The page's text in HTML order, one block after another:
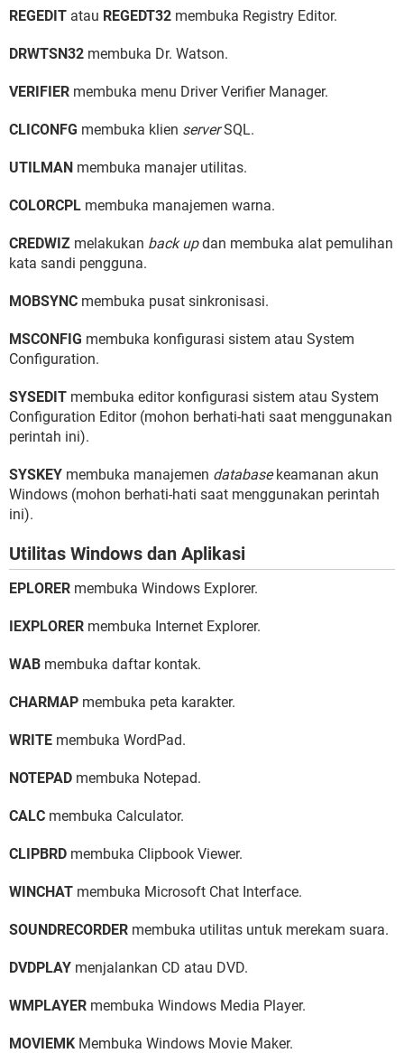
REGEDIT atau REGEDT32 membuka Registry Editor.
DRWTSN32 membuka Dr. Watson.
VERIFIER membuka menu Driver Verifier Manager.
CLICONFG membuka klien serverSQL.
UTILMAN membuka manajer utilitas.
COLORCPL membuka manajemen warna.
CREDWIZ melakukan back updan membuka alat pemulihan
kata sandi pengguna.
MOBSYNC membuka pusat sinkronisasi.
MSCONFIG membuka konfigurasi sistem atau System
Configuration.
SYSEDIT membuka editor konfigurasi sistem atau System
Configuration Editor (mohon berhati-hati saat menggunakan
perintah ini).
SYSKEY membuka manajemen databasekeamanan akun
Windows (mohon berhati-hati saat menggunakan perintah
ini).
Utilitas Windows dan Aplikasi
EPLORER membuka Windows Explorer.
IEXPLORER membuka Internet Explorer.
WAB membuka daftar kontak.
CHARMAP membuka peta karakter.
WRITE membuka WordPad.
NOTEPAD membuka Notepad.
CALC membuka Calculator.
CLIPBRD membuka Clipbook Viewer.
WINCHAT membuka Microsoft Chat Interface.
SOUNDRECORDER membuka utilitas untuk merekam suara.
DVDPLAY menjalankan CD atau DVD.
WMPLAYER membuka Windows Media Player.
MOVIEMK Membuka Windows Movie Maker.